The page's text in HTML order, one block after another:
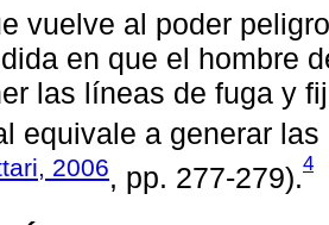
vuelve al poder
en que el hombre
las líneas de fuga y
equivale a generar
2006, pp. 277-279).4